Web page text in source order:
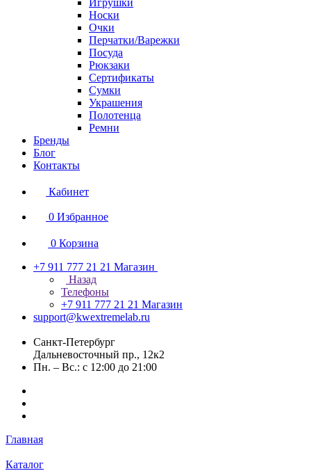
Игрушки
Носки
Очки
Перчатки/Варежки
Посуда
Рюкзаки
Сертификаты
Сумки
Украшения
Полотенца
Ремни
Бренды
Блог
Контакты
Кабинет
0 Избранное
0 Корзина
+7 911 777 21 21 Магазин
Назад
Телефоны
+7 911 777 21 21 Магазин
support@kwextremelab.ru
Санкт-Петербург
Дальневосточный пр., 12к2
Пн. – Вс.: с 12:00 до 21:00
Главная
Каталог